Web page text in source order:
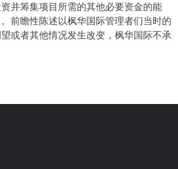
并筹集项目所需的其他必要资金的能
前瞻性陈述以枫华国际管理者们当时的
或者其他情况发生改变，枫华国际不承